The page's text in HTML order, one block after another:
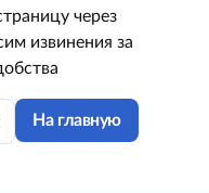
через
извинения за
На главную